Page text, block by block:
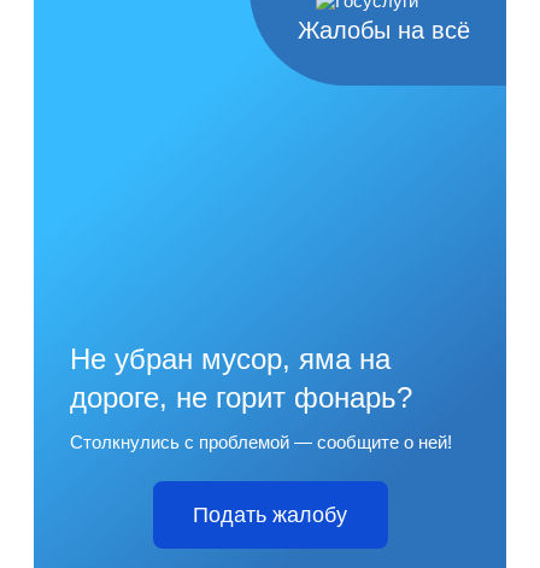
Жалобы на всё
Не убран мусор, яма на
дороге, не горит фонарь?
Столкнулись с проблемой — сообщите о ней!
Подать жалобу